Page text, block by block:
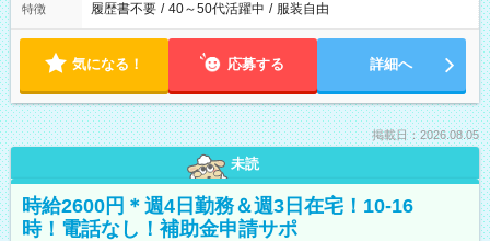
特徴 履歴書不要 / 40～50代活躍中 / 服装自由
気になる！ 応募する 詳細へ
掲載日：2026.08.05
未読
時給2600円＊週4日勤務＆週3日在宅！10-16
時！電話なし！補助金申請サポ